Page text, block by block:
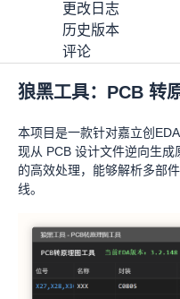
更改日志
历史版本
评论
PCB 转 原理图 狼黑
Apache-2.0
详情
历史版本
评论
狼黑工具：PCB 转
本项目是一款针对嘉立创
现从 PCB 设计文件逆向生
的高效处理，能够解析多部
线。